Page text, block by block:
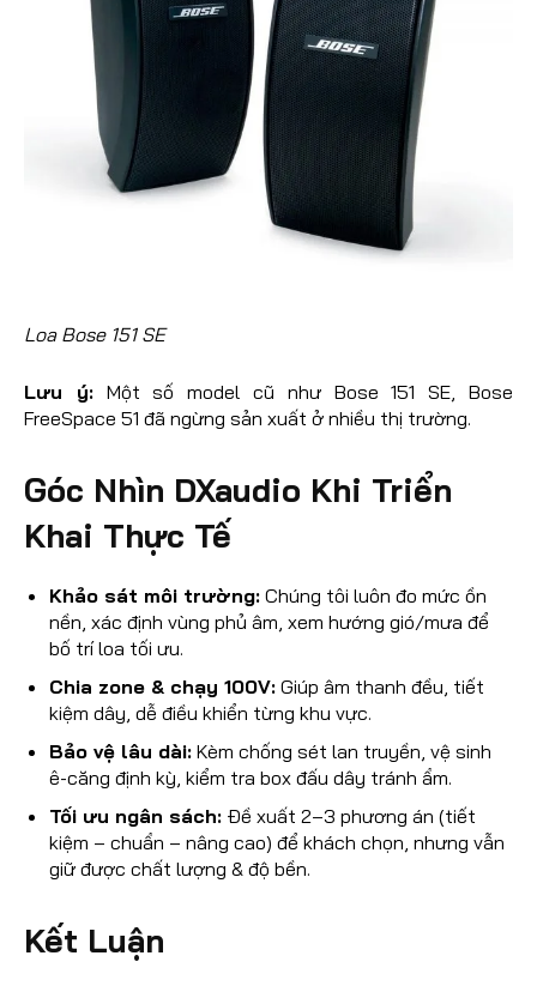
Loa Bose 151 SE
Lưu ý:Một số model cũ như Bose 151 SE, Bose
FreeSpace 51 đã ngừng sản xuất ở nhiều thị trường.
Góc Nhìn DXaudio Khi Triển
Khai Thực Tế
Khảo sát môi trường: Chúng tôi luôn đo mức ồn
nền, xác định vùng phủ âm, xem hướng gió/mưa để
bố trí loa tối ưu.
Chia zone & chạy 100V: Giúp âm thanh đều, tiết
kiệm dây, dễ điều khiển từng khu vực.
Bảo vệ lâu dài: Kèm chống sét lan truyền, vệ sinh
ê-căng định kỳ, kiểm tra box đấu dây tránh ẩm.
Tối ưu ngân sách: Đề xuất 2–3 phương án (tiết
kiệm – chuẩn – nâng cao) để khách chọn, nhưng vẫn
giữ được chất lượng & độ bền.
Kết Luận